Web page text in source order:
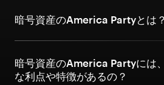
暗号資産のAmerica Partyとは？
暗号資産のAmerica Partyには
な利点や特徴があるの？